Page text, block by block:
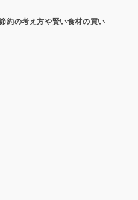
約の考え方や賢い食材の買い